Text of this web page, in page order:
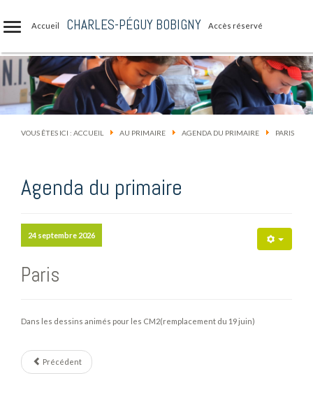
Accueil CHARLES-PÉGUY BOBIGNY Accès réservé
VOUS ÊTES ICI : ACCUEIL AU PRIMAIRE AGENDA DU PRIMAIRE PARIS
Agenda du primaire
24 septembre 2026
Paris
Dans les dessins animés pour les CM2(remplacement du 19 juin)
Précédent